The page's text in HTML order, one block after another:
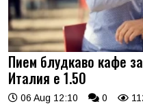
Пием блудкаво кафе
Италия е 1.50
06 Aug 12:10 0